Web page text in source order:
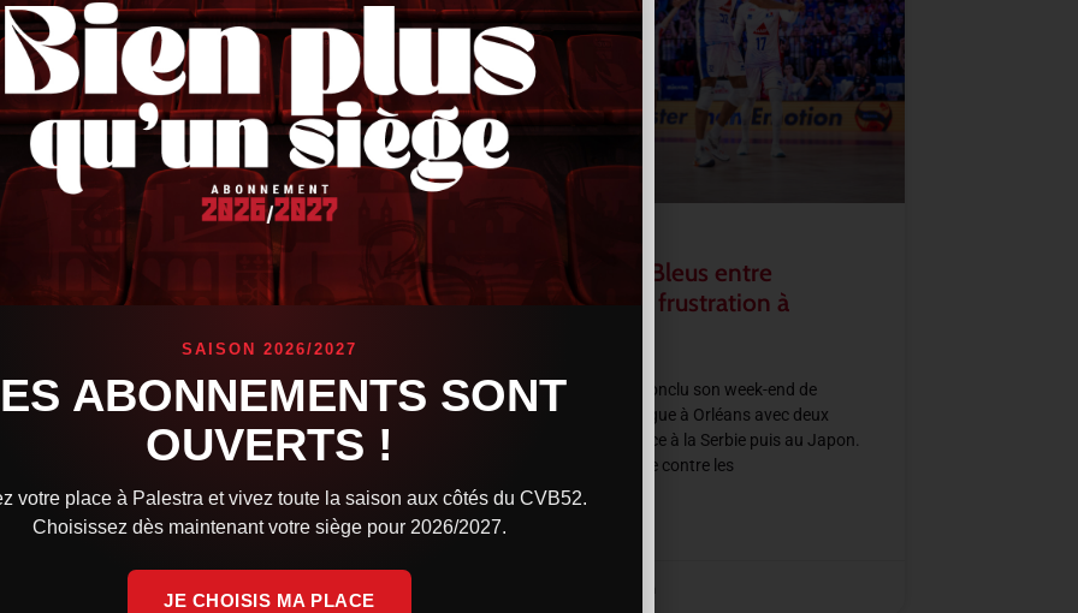
en finale, Stetka en or,
Liberman en bronze
Lindqvist avec la Finlande a rendez-vous en finale
de l’European League, tandis que la République
et Martin Stetka sont sorti vainqueurs des
8 juillet 2026 9 h 59 min
VNL 2026 : les Bleus entre
confirmation et frustration à
L’équipe de France a conclu son week-end de
Volleyball Nations League à Orléans avec deux
rencontres intenses face à la Serbie puis au Japon.
Après une victoire nette contre les
LIRE LA SUITE »
SAISON 2026/2027
ABONNEMENTS SONT
OUVERTS !
votre place à Palestra et vivez toute la saison aux côtés du CVB52.
Choisissez dès maintenant votre siège pour 2026/2027.
JE CHOISIS MA PLACE